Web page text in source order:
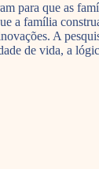
para que as
a família
A
de vida, a